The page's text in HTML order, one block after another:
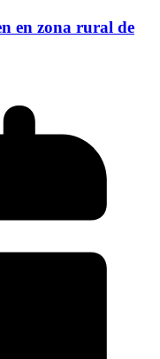
en zona rural de